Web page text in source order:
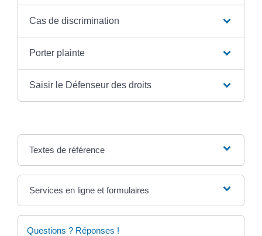
Cas de discrimination
Porter plainte
Saisir le Défenseur des droits
Textes de référence
Services en ligne et formulaires
Questions ? Réponses !